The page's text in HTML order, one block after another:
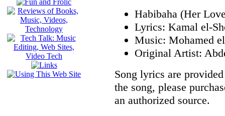
Habibaha (Her
Lyrics: Kamal el-
Music: Mohamed
Original Artist:
Song lyrics are
the song, please
an authorized source.